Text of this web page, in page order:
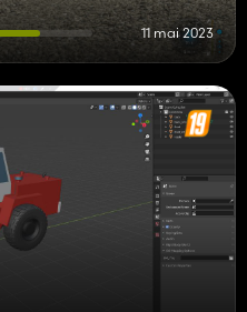
11 mai 2023